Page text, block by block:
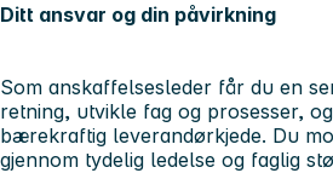
Ditt ansvar og din påvirkning
Som anskaffelsesleder får du en
retning, utvikle fag og prosesser,
bærekraftig leverandørkjede. Du
gjennom tydelig ledelse og faglig